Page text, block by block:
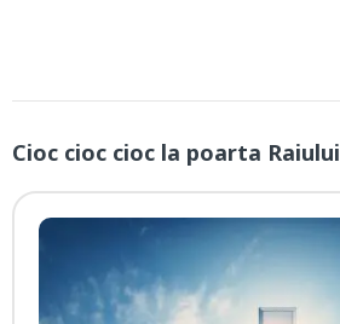
Cioc cioc cioc la poarta Raiului